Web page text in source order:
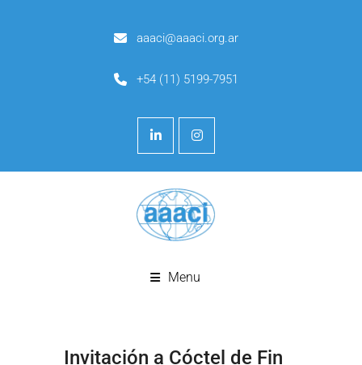
aaaci@aaaci.org.ar
+54 (11) 5199-7951
Menu
Invitación a Cóctel de Fin